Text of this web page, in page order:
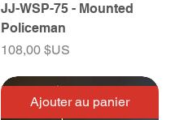
JJ-WSP-75 - Mounted
Policeman
Prix
108,00 $US
Ajouter au panier